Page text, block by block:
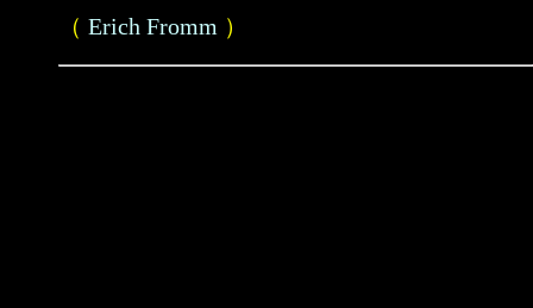
（ Erich Fromm ）